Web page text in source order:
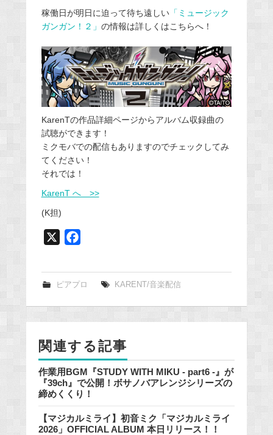
稼働日が明日に迫って待ち遠しい「ミュージック
ガンガン！２」 の情報は詳しくはこちらへ！
KarenTの作品詳細ページからアルバム収録曲の
試聴ができます！
ミクモバでの配信もありますのでチェックしてみ
てください！
それでは！
KarenT へ >>
(K担)
e
k
ピアプロ KARENT/音楽配信
関連する記事
作業用BGM『STUDY WITH MIKU - part6 -』が
『39ch』で公開！ボサノバアレンジシリーズの
締めくくり！
【マジカルミライ】初音ミク「マジカルミライ
2026」OFFICIAL ALBUM 本日リリース！！